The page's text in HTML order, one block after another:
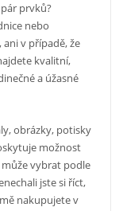
prvků?
nebo
v případě, že
kvalitní,
a úžasné
obrázky, potisky
možnost
vybrat podle
jste si říct,
nakupujete v